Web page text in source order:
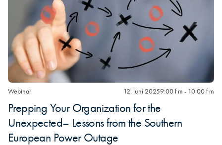
Webinar 12. juni 20259:00 f m - 10:00 f m
Prepping Your Organization for the
Unexpected– Lessons from the Southern
European Power Outage